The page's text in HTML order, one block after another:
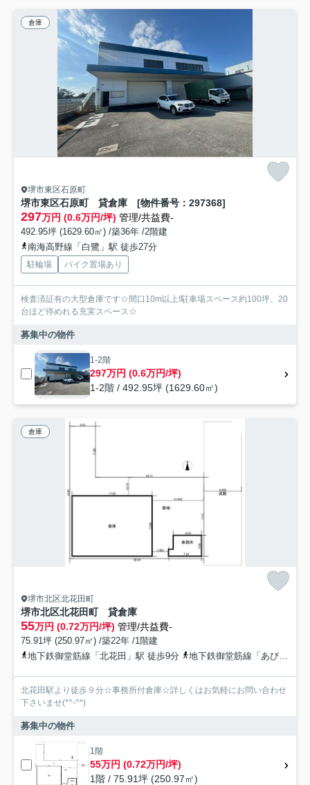
倉庫
堺市東区石原町
堺市東区石原町 貸倉庫 [物件番号：297368]
297万円 (0.6万円/坪) 管理/共益費-
492.95坪 (1629.60㎡) /築36年 /2階建
南海高野線「白鷺」駅 徒歩27分
駐輪場 バイク置場あり
検査済証有の大型倉庫です☆間口10m以上!駐車場スペース約100坪、20
台ほど停めれる充実スペース☆
募集中の物件
1-2階
297万円 (0.6万円/坪)
1-2階 / 492.95坪 (1629.60㎡)
倉庫
堺市北区北花田町
堺市北区北花田町 貸倉庫
55万円 (0.72万円/坪) 管理/共益費-
75.91坪 (250.97㎡) /築22年 /1階建
地下鉄御堂筋線「北花田」駅 徒歩9分
地下鉄御堂筋線「あびこ」駅 徒歩18分
北花田駅より徒歩９分☆事務所付倉庫☆詳しくはお気軽にお問い合わせ
下さいませ(*^-^*)
募集中の物件
1階
55万円 (0.72万円/坪)
1階 / 75.91坪 (250.97㎡)